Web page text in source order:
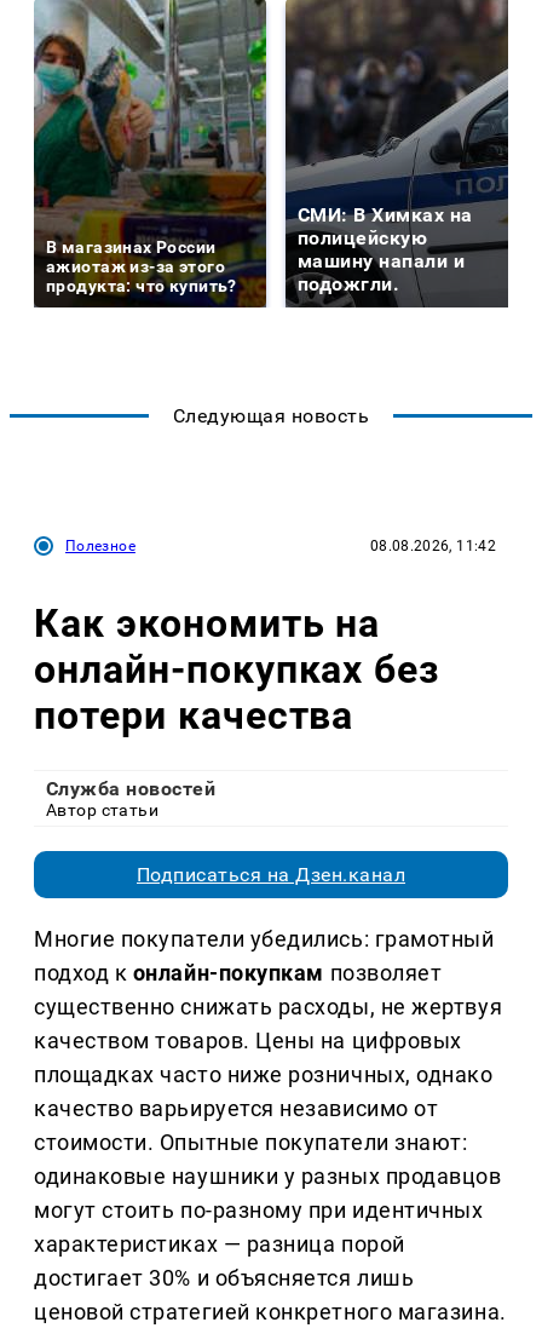
В магазинах России
ажиотаж из-за этого
продукта: что купить?
СМИ: В Химках на
полицейскую
машину напали и
подожгли.
Следующая новость
Полезное 08.08.2026, 11:42
Как экономить на
онлайн-покупках без
потери качества
Служба новостей
Автор статьи
Подписаться на Дзен.канал
Многие покупатели убедились: грамотный
подход к онлайн-покупкам позволяет
существенно снижать расходы, не жертвуя
качеством товаров. Цены на цифровых
площадках часто ниже розничных, однако
качество варьируется независимо от
стоимости. Опытные покупатели знают:
одинаковые наушники у разных продавцов
могут стоить по-разному при идентичных
характеристиках — разница порой
достигает 30% и объясняется лишь
ценовой стратегией конкретного магазина.